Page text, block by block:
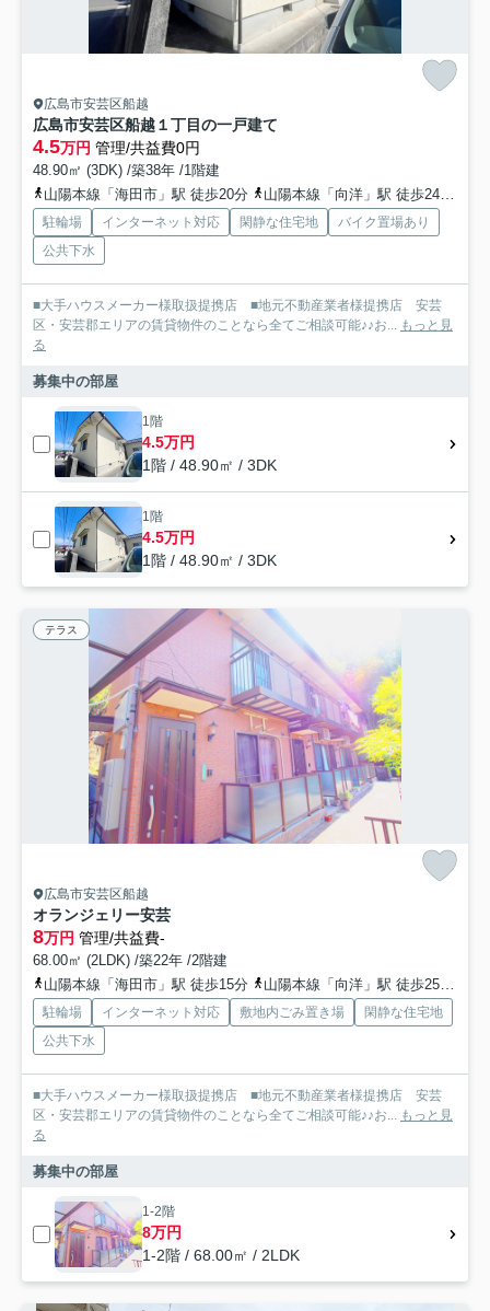
広島市安芸区船越
広島市安芸区船越１丁目の一戸建て
4.5万円 管理/共益費0円
48.90㎡ (3DK) /築38年 /1階建
山陽本線「海田市」駅 徒歩20分
山陽本線「向洋」駅 徒歩24分
駐輪場 インターネット対応 閑静な住宅地
バイク置場あり
公共下水
■大手ハウスメーカー様取扱提携店 ■地元不動産業者様提携店 安芸
区・安芸郡エリアの賃貸物件のことなら全てご相談可能♪♪お... もっと見
る
募集中の部屋
1階
4.5万円
1階 / 48.90㎡ / 3DK
1階
4.5万円
1階 / 48.90㎡ / 3DK
テラス
広島市安芸区船越
オランジェリー安芸
8万円 管理/共益費-
68.00㎡ (2LDK) /築22年 /2階建
山陽本線「海田市」駅 徒歩15分
山陽本線「向洋」駅 徒歩25分
駐輪場 インターネット対応 敷地内ごみ置き場
閑静な住宅地
公共下水
■大手ハウスメーカー様取扱提携店 ■地元不動産業者様提携店 安芸
区・安芸郡エリアの賃貸物件のことなら全てご相談可能♪♪お... もっと見
る
募集中の部屋
1-2階
8万円
1-2階 / 68.00㎡ / 2LDK